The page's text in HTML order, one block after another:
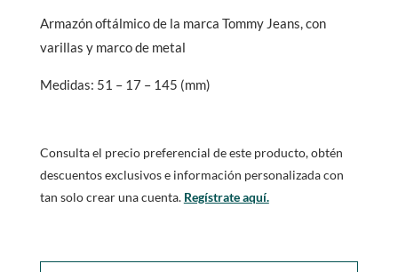
Armazón oftálmico de la marca Tommy Jeans, con
varillas y marco de metal
Medidas: 51 – 17 – 145 (mm)
Consulta el precio preferencial de este producto, obtén
descuentos exclusivos e información personalizada con
tan solo crear una cuenta. Regístrate aquí.